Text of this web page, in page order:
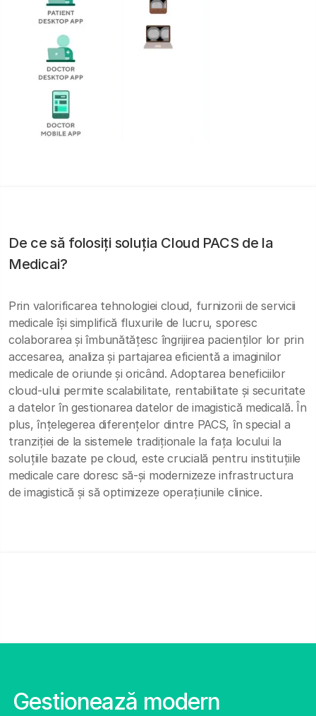
De ce să folosiți soluția Cloud PACS de la
Medicai?
Prin valorificarea tehnologiei cloud, furnizorii de servicii
medicale își simplifică fluxurile de lucru, sporesc
colaborarea și îmbunătățesc îngrijirea pacienților lor prin
accesarea, analiza și partajarea eficientă a imaginilor
medicale de oriunde și oricând. Adoptarea beneficiilor
cloud-ului permite scalabilitate, rentabilitate și securitate
a datelor în gestionarea datelor de imagistică medicală. În
plus, înțelegerea diferențelor dintre PACS, în special a
tranziției de la sistemele tradiționale la fața locului la
soluțiile bazate pe cloud, este crucială pentru instituțiile
medicale care doresc să-și modernizeze infrastructura
de imagistică și să optimizeze operațiunile clinice.
Gestionează modern